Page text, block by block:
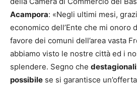
Acampora: «Negli ultimi mesi,
economico dell’Ente che mi onoro
favore dei comuni dell’area vasta
abbiamo visto le nostre città ed i
splendere. Segno che
possibile se si garantisce